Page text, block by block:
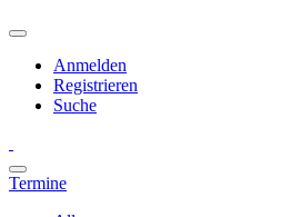
Anmelden
Registrieren
Suche
Termine